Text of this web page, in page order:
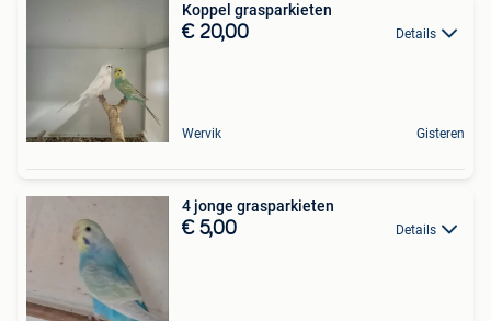
Koppel grasparkieten
€ 20,00 Details
Wervik Gisteren
4 jonge grasparkieten
€ 5,00 Details